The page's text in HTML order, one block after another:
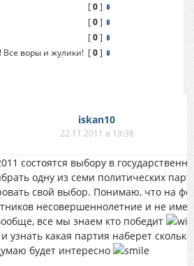
[0]
[0]
[0]
воры и жулики! [0]
iskan10
22.11.2011 в 19:38
состоятся выбору в
одну из семи политических
свой выбор. Понимаю, что на
несовершеннолетние и не
все мы знаем кто победит
какая партия наберет сколько
будет интересно